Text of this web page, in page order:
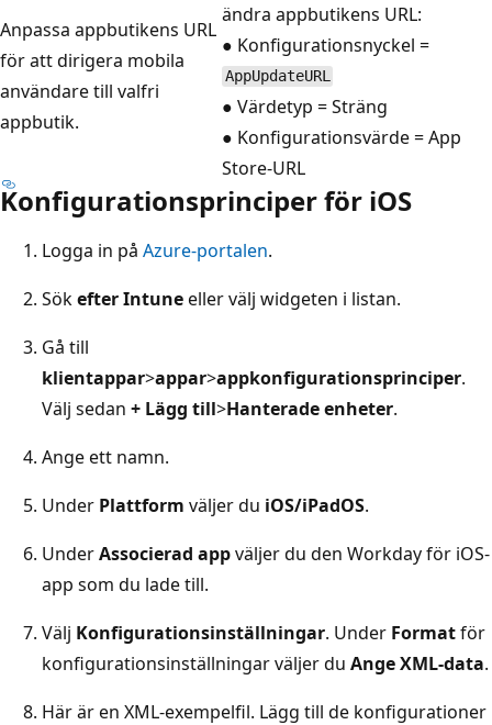
Anpassa appbutikens URL
för att dirigera mobila
användare till valfri
appbutik.
ändra appbutikens URL:
● Konfigurationsnyckel =
AppUpdateURL
● Värdetyp = Sträng
● Konfigurationsvärde = App
Store-URL
Konfigurationsprinciper för iOS
Logga in på Azure-portalen.
Sökefter Intuneeller välj widgeten i listan.
Gå till
klientappar>appar>appkonfigurationsprinciper.
Välj sedan + Lägg till>Hanterade enheter.
Ange ett namn.
Under Plattform väljer du iOS/iPadOS.
UnderAssocierad appväljer du den Workday för iOS-
app som du lade till.
Välj Konfigurationsinställningar. Under Formatför
konfigurationsinställningar väljer du Ange XML-data.
Här är en XML-exempelfil. Lägg till de konfigurationer